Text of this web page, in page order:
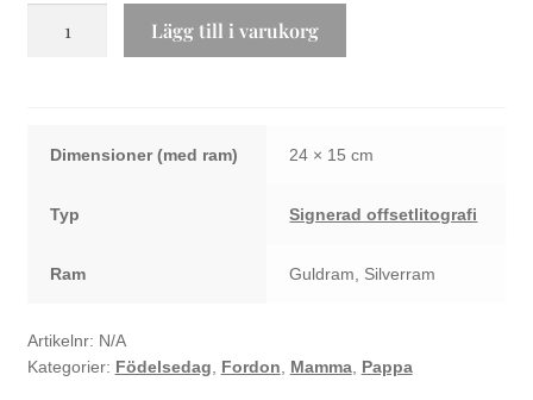
Lägg till i varukorg
Dimensioner 24 × 15 cm
Typ Signerad offsetlitografi
Ram Guldram, Silverram
Artikelnr: N/A
Kategorier: Födelsedag Fordon Mamma, Pappa